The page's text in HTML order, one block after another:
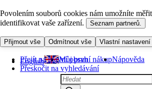
Povolením souborů cookies nám umožníte
identifikovat vaše zařízení.
Seznam partnerů.
Přijmout vše Odmítnout vše Vlastní nastavení
Přejít na hlavní obsah
Přeskočit na vyhledávání
English Můj první nákupNápověda